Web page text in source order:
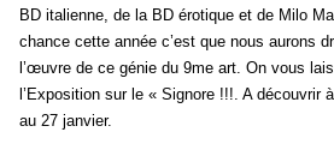
BD italienne, de la BD érotique et de Milo
chance cette année c’est que nous aurons
l’œuvre de ce génie du 9me art. On vous
l’Exposition sur le « Signore !!!. A découvrir
au 27 janvier.